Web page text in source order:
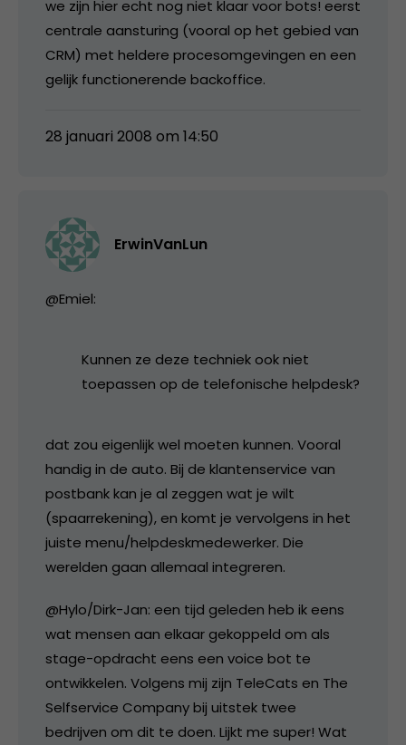
we zijn hier echt nog niet klaar voor bots! eerst
centrale aansturing (vooral op het gebied van
CRM) met heldere procesomgevingen en een
gelijk functionerende backoffice.
28 januari 2008 om 14:50
ErwinVanLun
@Emiel:
Kunnen ze deze techniek ook niet
toepassen op de telefonische helpdesk?
dat zou eigenlijk wel moeten kunnen. Vooral
handig in de auto. Bij de klantenservice van
postbank kan je al zeggen wat je wilt
(spaarrekening), en komt je vervolgens in het
juiste menu/helpdeskmedewerker. Die
werelden gaan allemaal integreren.
@Hylo/Dirk-Jan: een tijd geleden heb ik eens
wat mensen aan elkaar gekoppeld om als
stage-opdracht eens een voice bot te
ontwikkelen. Volgens mij zijn TeleCats en The
Selfservice Company bij uitstek twee
bedrijven om dit te doen. Lijkt me super! Wat